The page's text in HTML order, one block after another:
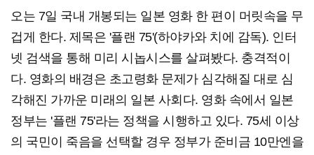
오는 7일 국내 개봉되는 일본 영화 한 편이 머릿속을 무
겁게 한다. 제목은 '플랜 75'(하야카와 치에 감독). 인터
넷 검색을 통해 미리 시놉시스를 살펴봤다. 충격적이
다. 영화의 배경은 초고령화 문제가 심각해질 대로 심
각해진 가까운 미래의 일본 사회다. 영화 속에서 일본
정부는 '플랜 75'라는 정책을 시행하고 있다. 75세 이상
의 국민이 죽음을 선택할 경우 정부가 준비금 10만엔을